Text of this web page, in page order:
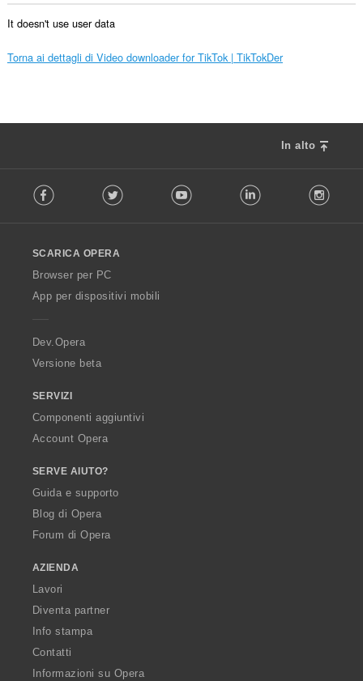
It doesn't use user data
Torna ai dettagli di Video downloader for TikTok | TikTokDer
In alto
o
w
O
p
a
Facebook Twitter Youtube LinkedIn
SCARICA OPERA
Browser per PC
App per dispositivi mobili
Dev.Opera
Versione beta
SERVIZI
Componenti aggiuntivi
Account Opera
SERVE AIUTO?
Guida e supporto
Blog di Opera
Forum di Opera
AZIENDA
Lavori
Diventa partner
Info stampa
Contatti
Informazioni su Opera